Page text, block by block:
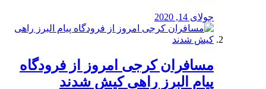
جولای 14, 2020
مسافران کرجی امروز از فرودگاه
پیام البرز راهی کیش شدند